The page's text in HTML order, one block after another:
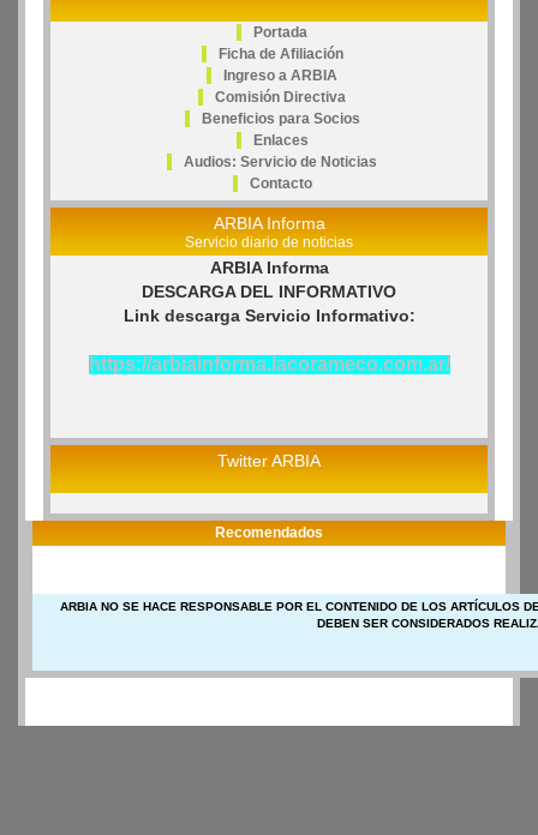
Portada
Ficha de Afiliación
Ingreso a ARBIA
Comisión Directiva
Beneficios para Socios
Enlaces
Audios: Servicio de Noticias
Contacto
ARBIA Informa
Servicio diario de noticias
ARBIA Informa
DESCARGA DEL INFORMATIVO
Link descarga Servicio Informativo:
https://arbiainforma.lacorameco.com.ar/
Twitter ARBIA
Recomendados
ARBIA NO SE HACE RESPONSABLE POR EL CONTENIDO DE LOS ARTÍCULOS
DEBEN SER CONSIDERADOS